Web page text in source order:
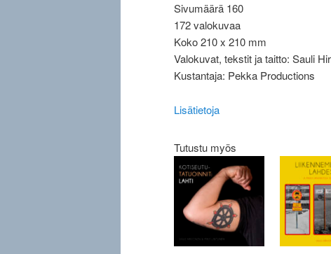
Sivumäärä 160
172 valokuvaa
Koko 210 x 210 mm
Valokuvat, tekstit ja taitto: Sauli
Kustantaja: Pekka Productions
Lisätietoja
Tutustu myös